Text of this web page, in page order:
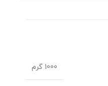
1000 گرم